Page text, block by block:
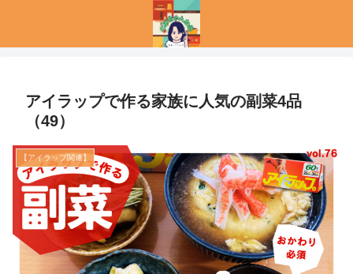
アイラップで作る家族に人気の副菜4品
（49）
【アイラップ関連】